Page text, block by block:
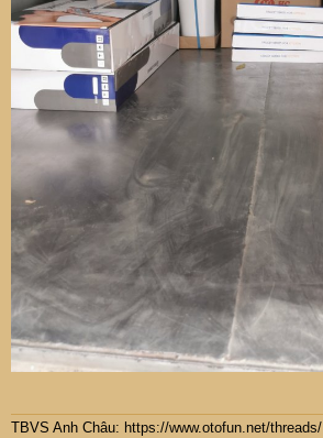
TBVS Anh Châu: https://www.otofun.net/threads/